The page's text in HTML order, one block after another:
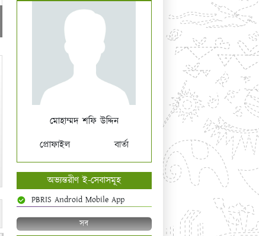
মোহাম্মদ শফি উদ্দিন
প্রোফাইল
বার্তা
অভ্যন্তরীণ ই-সেবাসমূহ
PBRIS Android Mobile App
সব